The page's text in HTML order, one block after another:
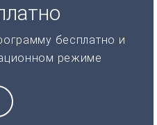
бесплатно и
режиме